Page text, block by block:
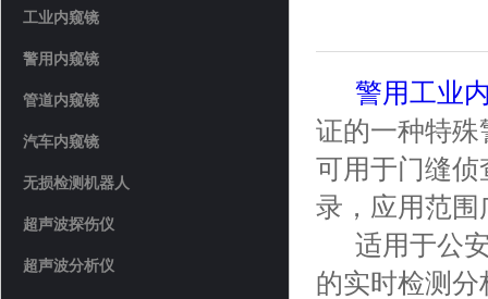
工业内窥镜
警用内窥镜
管道内窥镜
汽车内窥镜
无损检测机器人
超声波探伤仪
超声波分析仪
警用工业
证的一种特
可用于门缝
录，应用范
适用于公安
的实时检测